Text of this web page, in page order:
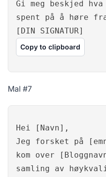
Gi meg beskjed
spent på å høre
[DIN SIGNATUR]
Copy to clipboard
Mal #7
Hei [Navn],
Jeg forsket på
kom over
samling av